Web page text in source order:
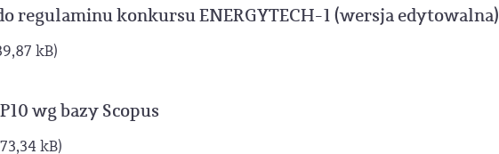
regulaminu konkursu ENERGYTECH-1 (wersja edytowalna)
kB)
wg bazy Scopus
kB)